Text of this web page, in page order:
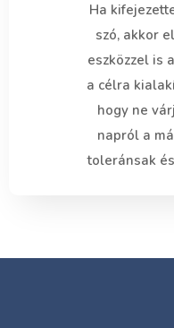
Ha
szó, akkor
eszközzel is
a célra
hogy ne
napról a
toleránsak